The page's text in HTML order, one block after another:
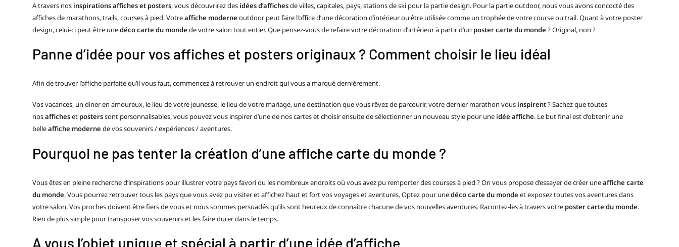
A travers nos inspirations affiches et posters, vous découvrirez des idées d’affichesde villes, capitales, pays, stations de ski pour la partie design. Pour la partie outdoor, nous vous avons concocté des
affiches de marathons, trails, courses à pied. Votreaffiche moderne outdoor peut faire l’office d’une décoration d’intérieur ou être utilisée comme un trophée de votre course ou trail. Quant à votre poster
design, celui-ci peut être unedéco carte du monde de votre salon tout entier. Que pensez-vous de refaire votre décoration d’intérieur à partir d’un poster carte du monde ? Original, non ?
Panne d’idée pour vos affiches et posters originaux ? Comment choisir le lieu idéal
Afin de trouver l’affiche parfaite qu’il vous faut, commencez à retrouver un endroit qui vous a marqué dernièrement.
Vos vacances, un diner en amoureux, le lieu de votre jeunesse, le lieu de votre mariage, une destination que vous rêvez de parcourir, votre dernier marathon vous inspirent? Sachez que toutes
nosafficheset posterssont personnalisables, vous pouvez vous inspirer d’une de nos cartes et choisir ensuite de sélectionner un nouveau style pour une idée affiche. Le but final est d’obtenir une
belleaffiche moderne de vos souvenirs / expériences / aventures.
Pourquoi ne pas tenter la création d’une affiche carte du monde ?
Vous êtes en pleine recherche d’inspirations pour illustrer votre pays favori ou les nombreux endroits où vous avez pu remporter des courses à pied ? On vous propose d’essayer de créer uneaffiche carte
du monde. Vous pourrez retrouver tous les pays que vous avez pu visiter et affichez haut et fort vos voyages et aventures. Optez pour unedéco carte du monde et exposez toutes vos aventures dans
votre salon. Vos proches doivent être fiers de vous et nous sommes persuadés qu’ils sont heureux de connaître chacune de vos nouvelles aventures. Racontez-les à travers votre poster carte du monde.
Rien de plus simple pour transposer vos souvenirs et les faire durer dans le temps.
A vous l’objet unique et spécial à partir d’une idée d’affiche